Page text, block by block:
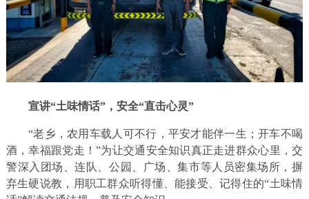
宣讲“土味情话”，安全“直击心灵”
“老乡，农用车载人可不行，平安才能伴一生；开车不喝
酒，幸福跟党走！”为让交通安全知识真正走进群众心里，交
警深入团场、连队、公园、广场、集市等人员密集场所，摒
弃生硬说教，用职工群众听得懂、能接受、记得住的“土味情